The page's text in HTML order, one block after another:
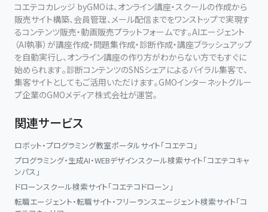
コエテコカレッジ byGMOは、オンライン講座・スクールの作成から
販売サイト構築、会員管理、メール配信までをワンストップで実現す
るコンテンツ販売・動画販売プラットフォームです。AIエージェント
（AI執事）が講座作成・問題集作成・診断作成・講座ブラッシュアップ
を自動実行し、オンライン講座の作り方がわからない方でもすぐに
始められます。診断コンテンツのSNSシェアによるバイラル集客で、
集客サイトとしてもご活用いただけます。GMOインターネットグルー
プ企業のGMOメディア株式会社が運営。
関連サービス
ロボット・プログラミング教室ポータルサイト「コエテコ」
プログラミング・生成AI・WEBデザインスクール検索サイト「コエテコキャ
ンパス」
ドローンスクール検索サイト「コエテコドローン」
転職エージェント・転職サイト・フリーランスエージェント検索サイト「コ